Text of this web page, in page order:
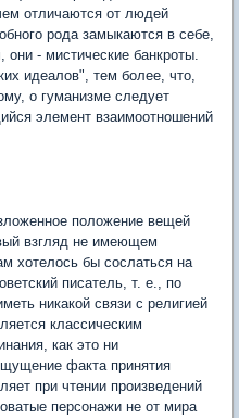
отличаются от людей
рода замыкаются в себе,
они - мистические банкроты.
идеалов", тем более, что,
о гуманизме следует
элемент взаимоотношений
положение вещей
взгляд не имеющем
хотелось бы сослаться на
писатель, т. е., по
никакой связи с религией
классическим
как это ни
факта принятия
при чтении произведений
персонажи не от мира